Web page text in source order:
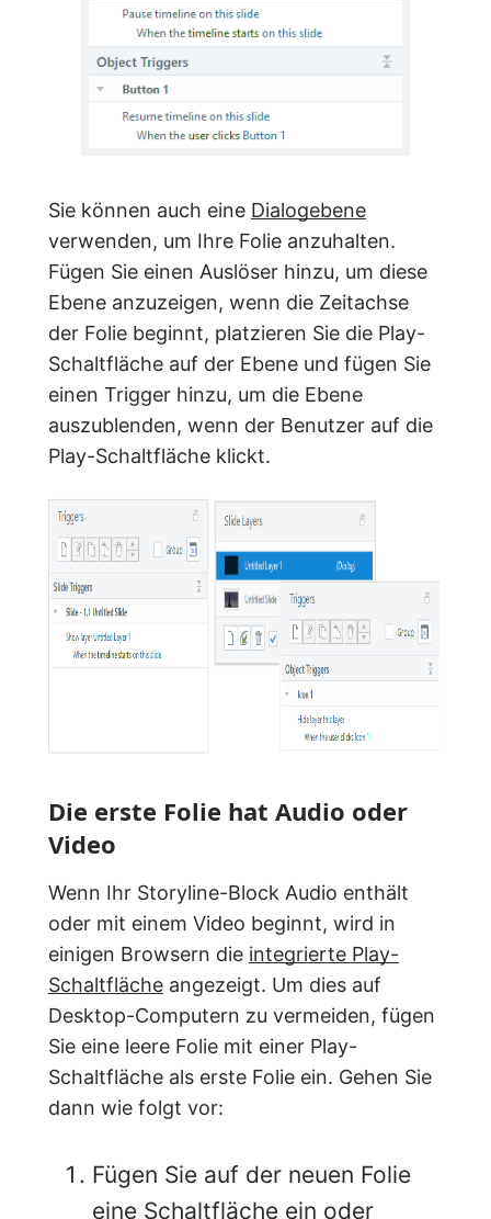
Sie können auch eine Dialogebene
verwenden, um Ihre Folie anzuhalten.
Fügen Sie einen Auslöser hinzu, um diese
Ebene anzuzeigen, wenn die Zeitachse
der Folie beginnt, platzieren Sie die Play-
Schaltfläche auf der Ebene und fügen Sie
einen Trigger hinzu, um die Ebene
auszublenden, wenn der Benutzer auf die
Play-Schaltfläche klickt.
Die erste Folie hat Audio oder
Video
Wenn Ihr Storyline-Block Audio enthält
oder mit einem Video beginnt, wird in
einigen Browsern die integrierte Play-
Schaltfläche angezeigt. Um dies auf
Desktop-Computern zu vermeiden, fügen
Sie eine leere Folie mit einer Play-
Schaltfläche als erste Folie ein. Gehen Sie
dann wie folgt vor:
Fügen Sie auf der neuen Folie
eine Schaltfläche ein oder